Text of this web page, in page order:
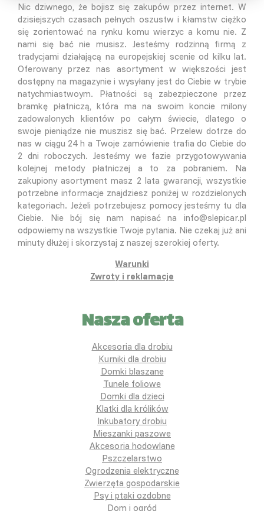
Nic dziwnego, że bojisz się zakupów przez internet. W
dzisiejszych czasach pełnych oszustw i kłamstw ciężko
się zorientować na rynku komu wierzyc a komu nie. Z
nami się bać nie musisz. Jesteśmy rodzinną firmą z
tradycjami działającą na europejskiej scenie od kilku lat.
Oferowany przez nas asortyment w większości jest
dostępny na magazynie i wysyłany jest do Ciebie w trybie
natychmiastwoym. Płatności są zabezpieczone przez
bramkę płatniczą, która ma na swoim koncie milony
zadowalonych klientów po całym świecie, dlatego o
swoje pieniądze nie muszisz się bać. Przelew dotrze do
nas w ciągu 24 h a Twoje zamówienie trafia do Ciebie do
2 dni roboczych. Jesteśmy we fazie przygotowywania
kolejnej metody płatniczej a to za pobraniem. Na
zakupiony asortyment masz 2 lata gwarancji, wszystkie
potrzebne informacje znajdziesz poniżej w rozdzielonych
kategoriach. Jeżeli potrzebujesz pomocy jesteśmy tu dla
Ciebie. Nie bój się nam napisać na info@slepicar.pl
odpowiemy na wszystkie Twoje pytania. Nie czekaj już ani
minuty dłużej i skorzystaj z naszej szerokiej oferty.
Warunki
Zwroty i reklamacje
Nasza oferta
Akcesoria dla drobiu
Kurniki dla drobiu
Domki blaszane
Tunele foliowe
Domki dla dzieci
Klatki dla królików
Inkubatory drobiu
Mieszanki paszowe
Akcesoria hodowlane
Pszczelarstwo
Ogrodzenia elektryczne
Zwierzęta gospodarskie
Psy i ptaki ozdobne
Dom i ogród